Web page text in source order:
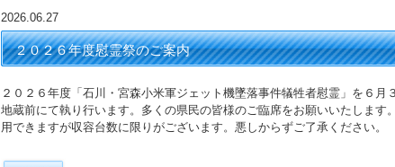
2026.06.27
２０２６年度慰霊祭のご案内
２０２６年度「石川・宮森小米軍ジェット機墜落事件犠牲者慰霊」を６月
地蔵前にて執り行います。多くの県民の皆様のご臨席をお願いいたします
用できますが収容台数に限りがございます。悪しからずご了承ください。